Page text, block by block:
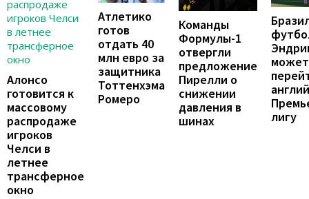
Алонсо
готовится к
массовому
распродаже
игроков
Челси в
летнее
трансферное
окно
Атлетико
готов
отдать 40
млн евро за
защитника
Тоттенхэма
Ромеро
Команды
Формулы-1
отвергли
предложение
Пирелли о
снижении
давления в
шинах
может
лигу